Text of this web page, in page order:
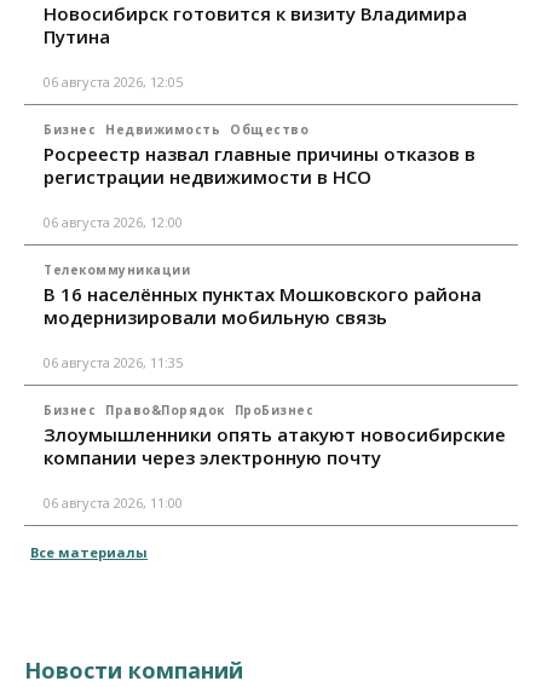
Новосибирск готовится к визиту Владимира
Путина
06 августа 2026, 12:05
Бизнес Недвижимость Общество
Росреестр назвал главные причины отказов в
регистрации недвижимости в НСО
06 августа 2026, 12:00
Телекоммуникации
В 16 населённых пунктах Мошковского района
модернизировали мобильную связь
06 августа 2026, 11:35
Бизнес Право&Порядок ПроБизнес
Злоумышленники опять атакуют новосибирские
компании через электронную почту
06 августа 2026, 11:00
Все материалы
Новости компаний